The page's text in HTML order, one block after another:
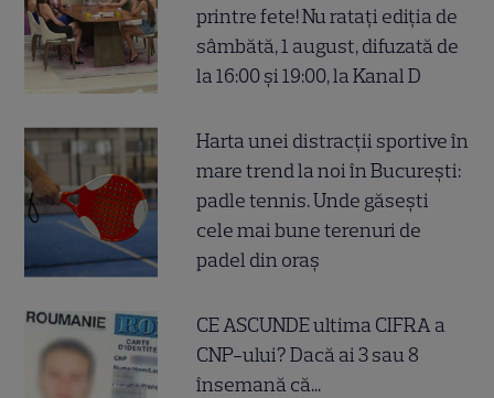
printre fete! Nu ratați ediția de
sâmbătă, 1 august, difuzată de
la 16:00 și 19:00, la Kanal D
Harta unei distracții sportive în
mare trend la noi în București:
padle tennis. Unde găsești
cele mai bune terenuri de
padel din oraș
CE ASCUNDE ultima CIFRA a
CNP-ului? Dacă ai 3 sau 8
însemană că...